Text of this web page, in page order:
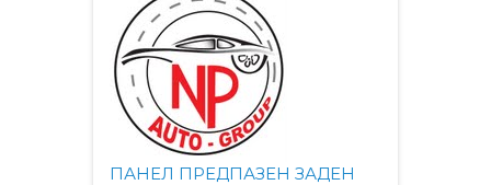
ПАНЕЛ ПРЕДПАЗЕН ЗАДЕН